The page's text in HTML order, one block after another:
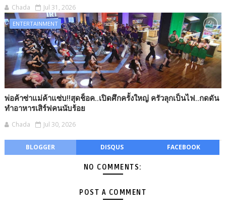
Chada Jul 31, 2026
ENTERTAINMENT
พ่อค้าซ่าแม่ค้าแซ่บ!!สุดช็อค..เปิดศึกครั้งใหญ่ ครัวลุกเป็นไฟ..กดดัน
ทำอาหารเสิร์ฟคนนับร้อย
Chada Jul 30, 2026
BLOGGER DISQUS FACEBOOK
NO COMMENTS:
POST A COMMENT